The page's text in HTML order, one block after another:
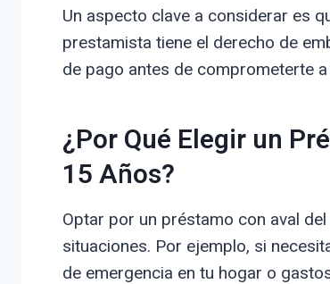
Un aspecto clave a considerar es
prestamista tiene el derecho de
de pago antes de comprometerte
¿Por Qué Elegir un
15 Años?
Optar por un préstamo con aval
situaciones. Por ejemplo, si
de emergencia en tu hogar o